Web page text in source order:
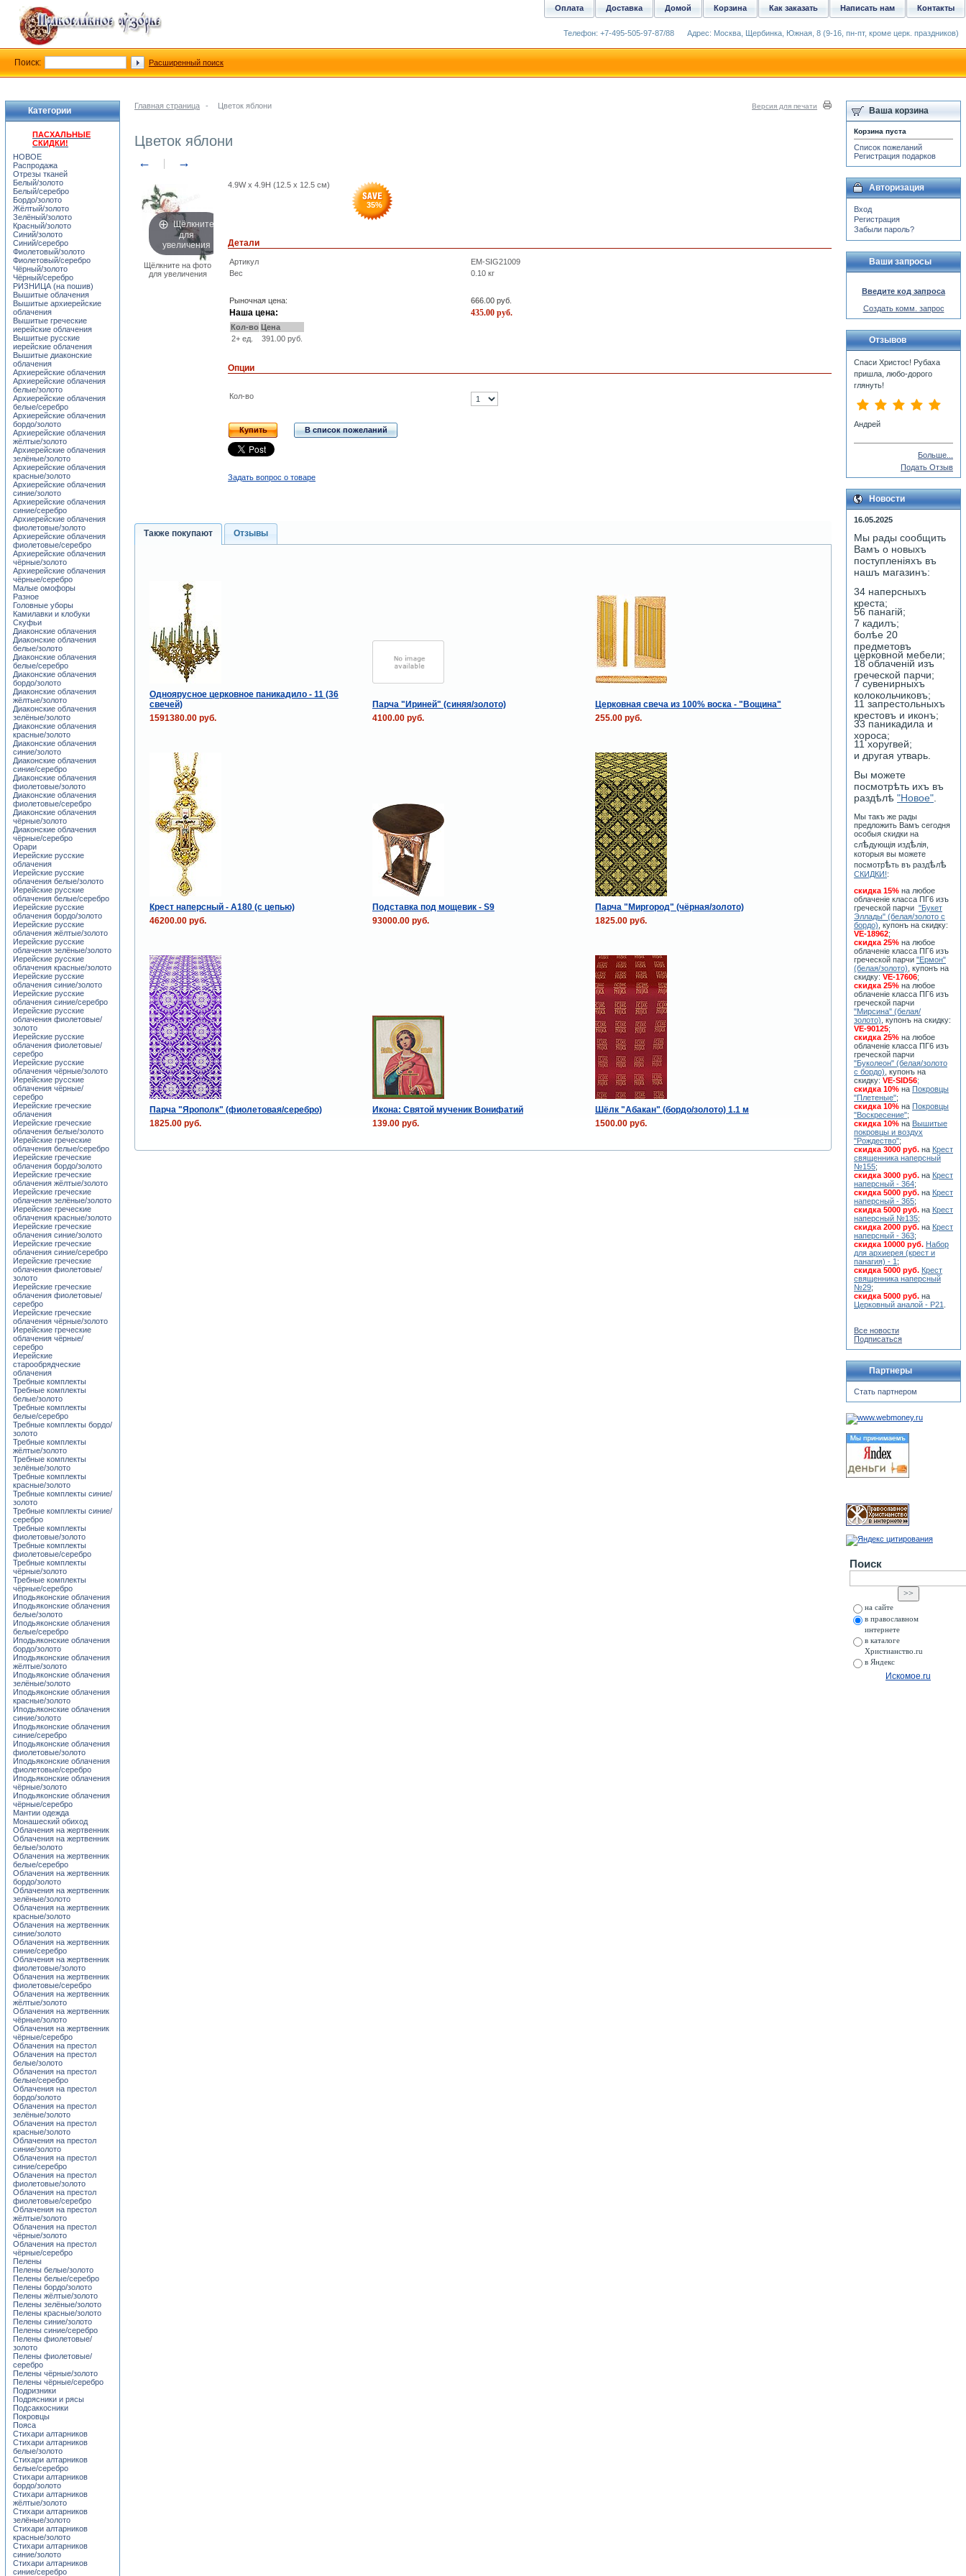
Главная страница - Цветок яблони Версия для печати
Цветок яблони
← →
Щёлкните
для
увеличения
Щёлкните на фото
для увеличения
4.9W x 4.9H (12.5 х 12.5 см)
35%
Детали
Артикул
EM-SIG21009
Вес
0.10 кг
Рыночная цена: 666.00 руб.
Наша цена: 435.00 руб.
Кол-во Цена
2+ ед.
391.00 руб.
Опции
Кол-во
Купить В список пожеланий
Задать вопрос о товаре
Также покупают Отзывы
Одноярусное церковное паникадило - 11 (36
свечей)
Парча "Ириней" (синяя/золото)
Церковная свеча из 100% воска - "Вощина"
1591380.00 руб.
4100.00 руб. 255.00 руб.
Крест наперсный - А180 (с цепью) Подставка под мощевик - S9
Парча "Миргород" (чёрная/золото)
46200.00 руб.
93000.00 руб. 1825.00 руб.
Парча "Ярополк" (фиолетовая/серебро) Икона: Святой мученик Вонифатий
Шёлк "Абакан" (бордо/золото) 1.1 м
1825.00 руб.
139.00 руб. 1500.00 руб.
Категории
ПАСХАЛЬНЫЕ
СКИДКИ!
НОВОЕ
Распродажа
Отрезы тканей
Белый/золото
Белый/серебро
Бордо/золото
Жёлтый/золото
Зелёный/золото
Красный/золото
Синий/золото
Синий/серебро
Фиолетовый/золото
Фиолетовый/серебро
Чёрный/золото
Чёрный/серебро
РИЗНИЦА (на пошив)
Вышитые облачения
Вышитые архиерейские
облачения
Вышитые греческие
иерейские облачения
Вышитые русские
иерейские облачения
Вышитые диаконские
облачения
Архиерейские облачения
Архиерейские облачения
белые/золото
Архиерейские облачения
белые/серебро
Архиерейские облачения
бордо/золото
Архиерейские облачения
жёлтые/золото
Архиерейские облачения
зелёные/золото
Архиерейские облачения
красные/золото
Архиерейские облачения
синие/золото
Архиерейские облачения
синие/серебро
Архиерейские облачения
фиолетовые/золото
Архиерейские облачения
фиолетовые/серебро
Архиерейские облачения
чёрные/золото
Архиерейские облачения
чёрные/серебро
Малые омофоры
Разное
Головные уборы
Камилавки и клобуки
Скуфьи
Диаконские облачения
Диаконские облачения
белые/золото
Диаконские облачения
белые/серебро
Диаконские облачения
бордо/золото
Диаконские облачения
жёлтые/золото
Диаконские облачения
зелёные/золото
Диаконские облачения
красные/золото
Диаконские облачения
синие/золото
Диаконские облачения
синие/серебро
Диаконские облачения
фиолетовые/золото
Диаконские облачения
фиолетовые/серебро
Диаконские облачения
чёрные/золото
Диаконские облачения
чёрные/серебро
Орари
Иерейские русские
облачения
Иерейские русские
облачения белые/золото
Иерейские русские
облачения белые/серебро
Иерейские русские
облачения бордо/золото
Иерейские русские
облачения жёлтые/золото
Иерейские русские
облачения зелёные/золото
Иерейские русские
облачения красные/золото
Иерейские русские
облачения синие/золото
Иерейские русские
облачения синие/серебро
Иерейские русские
облачения фиолетовые/
золото
Иерейские русские
облачения фиолетовые/
серебро
Иерейские русские
облачения чёрные/золото
Иерейские русские
облачения чёрные/
серебро
Иерейские греческие
облачения
Иерейские греческие
облачения белые/золото
Иерейские греческие
облачения белые/серебро
Иерейские греческие
облачения бордо/золото
Иерейские греческие
облачения жёлтые/золото
Иерейские греческие
облачения зелёные/золото
Иерейские греческие
облачения красные/золото
Иерейские греческие
облачения синие/золото
Иерейские греческие
облачения синие/серебро
Иерейские греческие
облачения фиолетовые/
золото
Иерейские греческие
облачения фиолетовые/
серебро
Иерейские греческие
облачения чёрные/золото
Иерейские греческие
облачения чёрные/
серебро
Иерейские
старообрядческие
облачения
Требные комплекты
Требные комплекты
белые/золото
Требные комплекты
белые/серебро
Требные комплекты бордо/
золото
Требные комплекты
жёлтые/золото
Требные комплекты
зелёные/золото
Требные комплекты
красные/золото
Требные комплекты синие/
золото
Требные комплекты синие/
серебро
Требные комплекты
фиолетовые/золото
Требные комплекты
фиолетовые/серебро
Требные комплекты
чёрные/золото
Требные комплекты
чёрные/серебро
Иподьяконские облачения
Иподьяконские облачения
белые/золото
Иподьяконские облачения
белые/серебро
Иподьяконские облачения
бордо/золото
Иподьяконские облачения
жёлтые/золото
Иподьяконские облачения
зелёные/золото
Иподьяконские облачения
красные/золото
Иподьяконские облачения
синие/золото
Иподьяконские облачения
синие/серебро
Иподьяконские облачения
фиолетовые/золото
Иподьяконские облачения
фиолетовые/серебро
Иподьяконские облачения
чёрные/золото
Иподьяконские облачения
чёрные/серебро
Мантии одежда
Монашеский обиход
Облачения на жертвенник
Облачения на жертвенник
белые/золото
Облачения на жертвенник
белые/серебро
Облачения на жертвенник
бордо/золото
Облачения на жертвенник
зелёные/золото
Облачения на жертвенник
красные/золото
Облачения на жертвенник
синие/золото
Облачения на жертвенник
синие/серебро
Облачения на жертвенник
фиолетовые/золото
Облачения на жертвенник
фиолетовые/серебро
Облачения на жертвенник
жёлтые/золото
Облачения на жертвенник
чёрные/золото
Облачения на жертвенник
чёрные/серебро
Облачения на престол
Облачения на престол
белые/золото
Облачения на престол
белые/серебро
Облачения на престол
бордо/золото
Облачения на престол
зелёные/золото
Облачения на престол
красные/золото
Облачения на престол
синие/золото
Облачения на престол
синие/серебро
Облачения на престол
фиолетовые/золото
Облачения на престол
фиолетовые/серебро
Облачения на престол
жёлтые/золото
Облачения на престол
чёрные/золото
Облачения на престол
чёрные/серебро
Пелены
Пелены белые/золото
Пелены белые/серебро
Пелены бордо/золото
Пелены жёлтые/золото
Пелены зелёные/золото
Пелены красные/золото
Пелены синие/золото
Пелены синие/серебро
Пелены фиолетовые/
золото
Пелены фиолетовые/
серебро
Пелены чёрные/золото
Пелены чёрные/серебро
Подризники
Подрясники и рясы
Подсаккосники
Покровцы
Пояса
Стихари алтарников
Стихари алтарников
белые/золото
Стихари алтарников
белые/серебро
Стихари алтарников
бордо/золото
Стихари алтарников
жёлтые/золото
Стихари алтарников
зелёные/золото
Стихари алтарников
красные/золото
Стихари алтарников
синие/золото
Стихари алтарников
синие/серебро
Ваша корзина
Корзина пуста
Список пожеланий
Регистрация подарков
Авторизация
Вход
Регистрация
Забыли пароль?
Ваши запросы
Введите код запроса
Создать комм. запрос
Отзывов
Спаси Христос! Рубаха
пришла, любо-дорого
глянуть!
Андрей
Больше...
Подать Отзыв
Новости
16.05.2025
Мы рады сообщить
Вамъ о новыхъ
поступленiяхъ въ
нашъ магазинъ:
34 наперсныхъ
креста;
56 панагiй;
7 кадилъ;
болѣе 20
предметовъ
церковной мебели;
18 облаченiй изъ
греческой парчи;
7 сувенирныхъ
колокольчиковъ;
11 запрестольныхъ
крестовъ и иконъ;
33 паникадила и
хороса;
11 хоругвей;
и другая утварь.
Вы можете
посмотрѣть ихъ въ
раздѣлѣ "Новое"
Мы такъ же рады
предложить Вамъ сегодня
особыя скидки на
слѣдующiя издѣлiя,
которыя вы можете
посмотрѣть въ раздѣлѣ
СКИДКИ!:
скидка 15% на любое
облаченiе класса ПГ6 изъ
греческой парчи "Букет
Эллады" (белая/золото с
бордо) , купонъ на скидку:
VE-18962;
скидка 25% на любое
облаченiе класса ПГ6 изъ
греческой парчи "Ермон"
(белая/золото) , купонъ на
скидку: VE-17606;
скидка 25% на любое
облаченiе класса ПГ6 изъ
греческой парчи
"Мирсина" (белая/
золото) , купонъ на скидку:
VE-90125;
скидка 25% на любое
облаченiе класса ПГ6 изъ
греческой парчи
"Буколеон" (белая/золото
с бордо) , купонъ на
скидку: VE-SID56;
скидка 10% на Покровцы
"Плетеные";
скидка 10% на Покровцы
"Воскресение";
скидка 10% на Вышитые
покровцы и воздух
"Рождество";
скидка 3000 руб. на Крест
священника наперсный
№155;
скидка 3000 руб. на Крест
наперсный - 364;
скидка 5000 руб. на Крест
наперсный - 365;
скидка 5000 руб. на Крест
наперсный №135;
скидка 2000 руб. на Крест
наперсный - 363;
скидка 10000 руб. Набор
для архиерея (крест и
панагия) - 1 ;
скидка 5000 руб. Крест
священника наперсный
№29;
скидка 5000 руб. на
Церковный аналой - Р21
Все новости
Подписаться
Партнеры
Стать партнером
Поиск
на сайте
в православном
интернете
в каталоге
Христианство.ru
в Яндекс
Искомое.ru
Контакты
Написать нам
Как заказать
Корзина
Домой
Доставка
Оплата
Телефон: +7-495-505-97-87/88 Адрес: Москва, Щербинка, Южная, 8 (9-16, пн-пт, кроме церк. праздников)
Поиск: Расширенный поиск